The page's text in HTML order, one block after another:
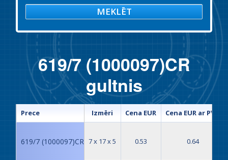
MEKLĒT
619/7 (1000097)CR
gultnis
Izmēri Cena EUR Cena EUR ar PVN
7 x 17 x 5 0.53 0.64
Prece
619/7 (1000097)CR gultnis